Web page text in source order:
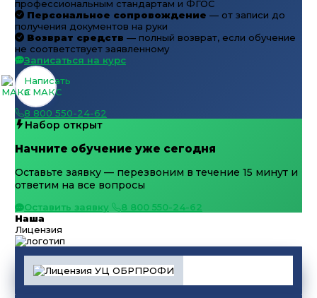
профессиональным стандартам и ФГОС
Персональное сопровождение — от записи до
получения документов на руки
Возврат средств — полный возврат, если обучение
не соответствует заявленному
Записаться на курс
Написать
в МАКС
8 800 550-24-62
Набор открыт
Начните обучение уже сегодня
Оставьте заявку — перезвоним в течение 15 минут и
ответим на все вопросы
Оставить заявку
8 800 550-24-62
Наша
Лицензия